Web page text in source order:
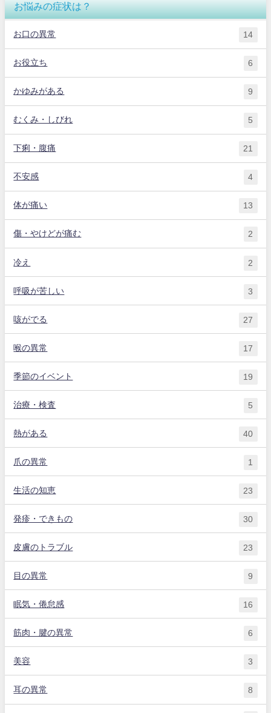
お悩みの症状は？
お口の異常 14
お役立ち 6
かゆみがある 9
むくみ・しびれ 5
下痢・腹痛 21
不安感 4
体が痛い 13
傷・やけどが痛む 2
冷え 2
呼吸が苦しい 3
咳がでる 27
喉の異常 17
季節のイベント 19
治療・検査 5
熱がある 40
爪の異常 1
生活の知恵 23
発疹・できもの 30
皮膚のトラブル 23
目の異常 9
眠気・倦怠感 16
筋肉・腱の異常 6
美容 3
耳の異常 8